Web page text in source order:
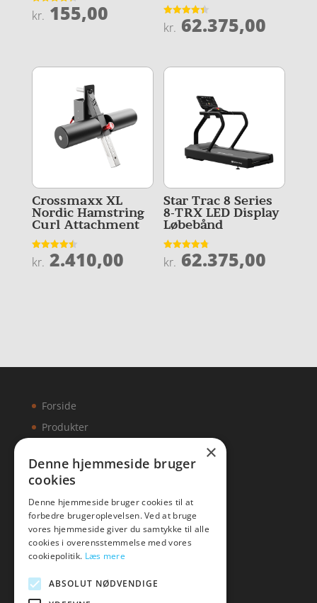
Vurderet
4.3
kr. 155,00
Vurderet
4.4
kr. 62.375,00
Crossmaxx XL
Nordic Hamstring
Curl Attachment
Vurderet
4.5
kr. 2.410,00
Star Trac 8 Series
8-TRX LED Display
Løbebånd
Vurderet
4.8
kr. 62.375,00
Forside
Produkter
Artikler
Malawigruppen
Mail:hej@malawigruppen.dk
×
Denne hjemmeside bruger
cookies
Denne hjemmeside bruger cookies til at
forbedre brugeroplevelsen. Ved at bruge
vores hjemmeside giver du samtykke til alle
cookies i overensstemmelse med vores
cookiepolitik. Læs mere
ABSOLUT NØDVENDIGE